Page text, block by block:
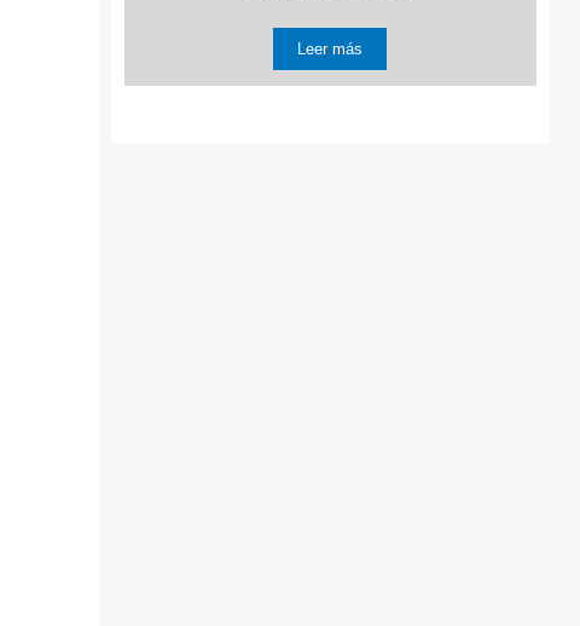
Leer más